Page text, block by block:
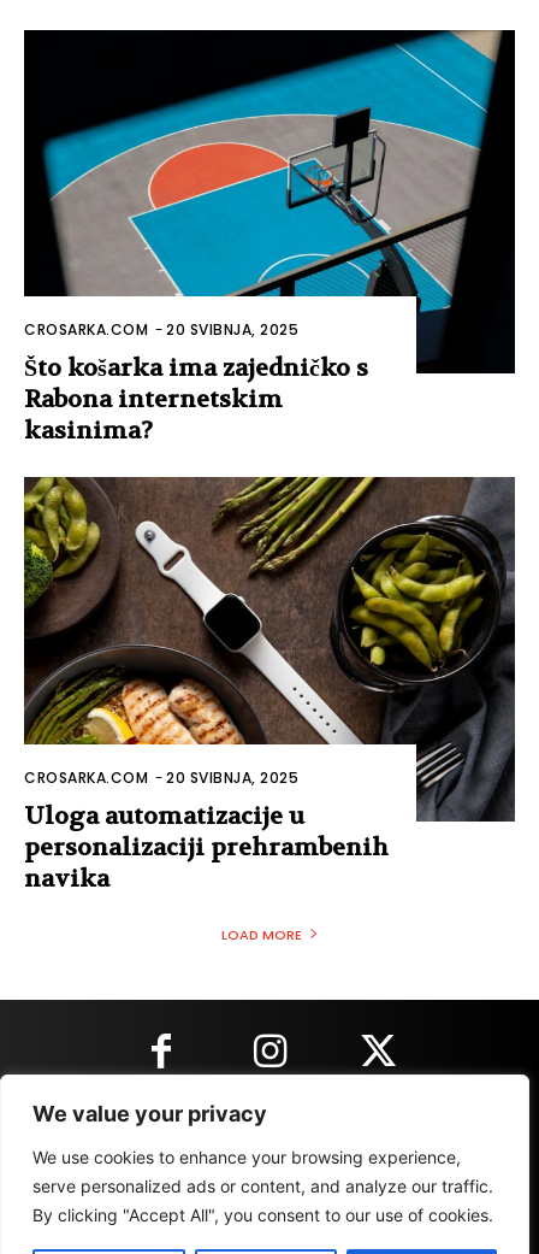
We value your privacy
We use cookies to enhance your browsing experience,
serve personalized ads or content, and analyze our traffic.
By clicking "Accept All", you consent to our use of cookies.
CROSARKA.COM -20 SVIBNJA, 2025
Što košarka ima zajedničko s
Rabona internetskim
kasinima?
CROSARKA.COM -20 SVIBNJA, 2025
Uloga automatizacije u
personalizaciji prehrambenih
navika
LOAD MORE
KONTAKT INFORMACIJE
IMPRESSUM MARKETING REZULTATI